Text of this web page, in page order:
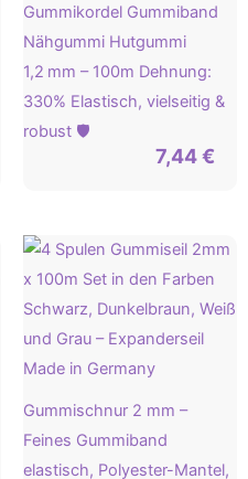
Gummikordel Gummiband
Nähgummi Hutgummi
1,2 mm – 100m Dehnung:
330% Elastisch, vielseitig &
robust 🛡️
7,44€
Gummischnur 2 mm –
Feines Gummiband
elastisch, Polyester-Mantel,